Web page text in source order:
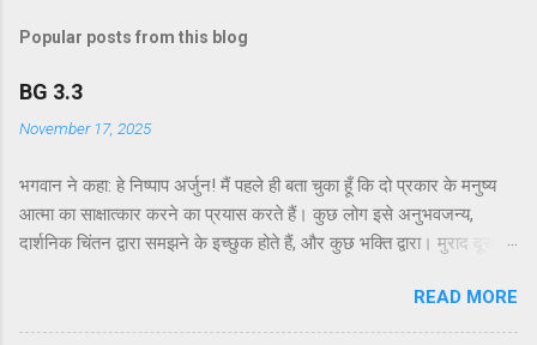
Popular posts from this blog
BG 3.3
November 17, 2025
भगवान ने कहा: हे निष्पाप अर्जुन! मैं पहले ही बता चुका हूँ कि दो प्रकार के मनुष्य
आत्मा का साक्षात्कार करने का प्रयास करते हैं। कुछ लोग इसे अनुभवजन्य,
दार्शनिक चिंतन द्वारा समझने के इच्छुक होते हैं, और कुछ भक्ति द्वारा। मुराद दूसरे
कर्मयोग या बुद्धियोग। इस श्लोक में भगवान इसे और भी स्पष्ट रूप से समझाते हैं।
सांख्ययोग, अर्थात् आत्मा और पदार्थ की प्रकृति का विश्लेषणात्मक अध्ययन, उन
READ MORE